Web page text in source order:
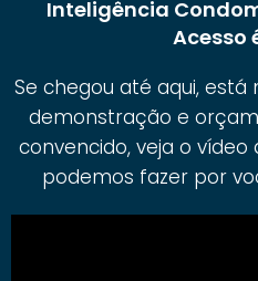
Inteligência
Acesso
Se chegou até aqui,
demonstração e
convencido, veja o
podemos fazer por